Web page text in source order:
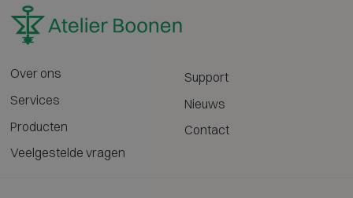
Over ons
Services
Producten
Veelgestelde vragen
Support
Nieuws
Contact